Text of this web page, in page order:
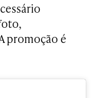
promoção é